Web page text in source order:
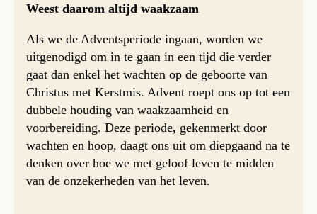
Weest daarom altijd waakzaam
Als we de Adventsperiode ingaan, worden we
uitgenodigd om in te gaan in een tijd die verder
gaat dan enkel het wachten op de geboorte van
Christus met Kerstmis. Advent roept ons op tot een
dubbele houding van waakzaamheid en
voorbereiding. Deze periode, gekenmerkt door
wachten en hoop, daagt ons uit om diepgaand na te
denken over hoe we met geloof leven te midden
van de onzekerheden van het leven.